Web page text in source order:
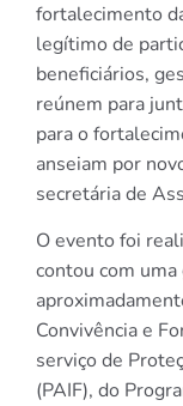
fortalecimento
legítimo de
beneficiários,
reúnem para
para o
anseiam por
secretária de
O evento foi
contou com
Convivência e
serviço de
(PAIF), do